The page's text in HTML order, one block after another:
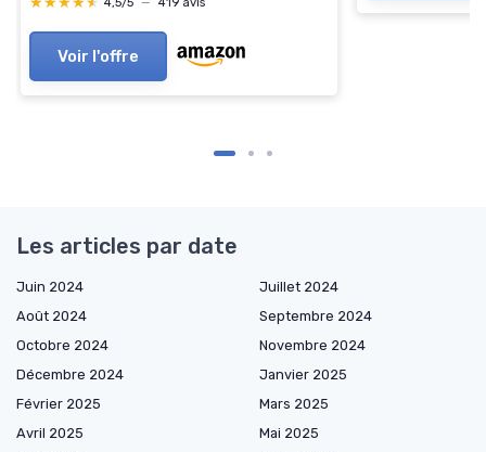
Voir l'offre
Les articles par date
Juin 2024
Juillet 2024
Août 2024
Septembre 2024
Octobre 2024
Novembre 2024
Décembre 2024
Janvier 2025
Février 2025
Mars 2025
Avril 2025
Mai 2025